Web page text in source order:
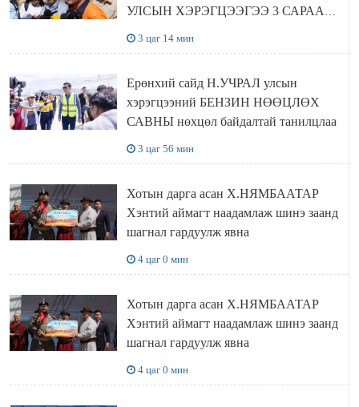
УЛСЫН ХЭРЭГЦЭЭГЭЭ 3 САРААР
3 цаг 14 мин
Ерөнхий сайд Н.УЧРАЛ улсын
хэрэгцээний БЕНЗИН НӨӨЦЛӨХ
САВНЫ нөхцөл байдалтай танилцлаа
3 цаг 56 мин
Хотын дарга асан Х.НЯМБААТАР
Хэнтий аймагт наадамлаж шинэ заанд
шагнал гардуулж явна
4 цаг 0 мин
Хотын дарга асан Х.НЯМБААТАР
Хэнтий аймагт наадамлаж шинэ заанд
шагнал гардуулж явна
4 цаг 0 мин